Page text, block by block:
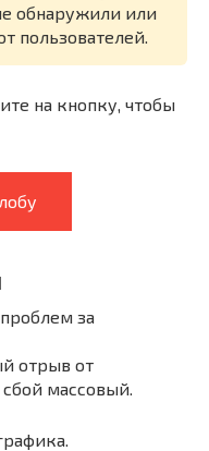
обнаружили или
пользователей.
на кнопку, чтобы
за
отрыв от
массовый.